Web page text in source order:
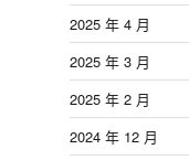
2025 年 4 月
2025 年 3 月
2025 年 2 月
2024 年 12 月